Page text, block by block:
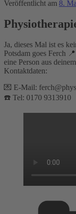
Veröffentlicht am 8.
Ja, dieses Mal ist es
Potsdam goes Ferch
eine Person aus
Kontaktdaten:
💌 E-Mail:
☎️ Tel: 0170 9313910